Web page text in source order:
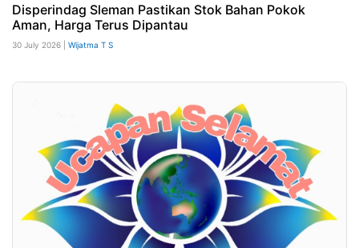
Disperindag Sleman Pastikan Stok Bahan Pokok
Aman, Harga Terus Dipantau
30 July 2026 | Wijatma T S